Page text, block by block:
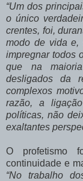
“Um dos
o único
crentes, foi,
modo de vida e,
impregnar todos
que na
desligados da
complexos
razão, a
políticas, não
exaltantes
O profetismo
continuidade e
“No trabalho